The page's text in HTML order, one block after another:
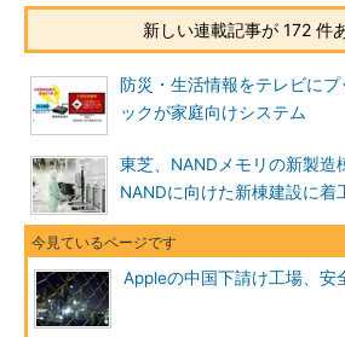
新しい連載記事が 172 件
防災・生活情報をテレビに
ックが家庭向けシステム
東芝、NANDメモリの新製造
NANDに向けた新棟建設に着
Appleの中国下請け工場、安